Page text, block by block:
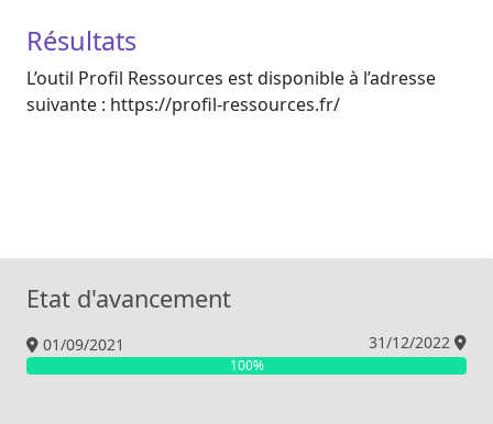
Résultats
L’outil Profil Ressources est disponible à l’adresse
suivante : https://profil-ressources.fr/
Etat d'avancement
01/09/2021 31/12/2022
100%